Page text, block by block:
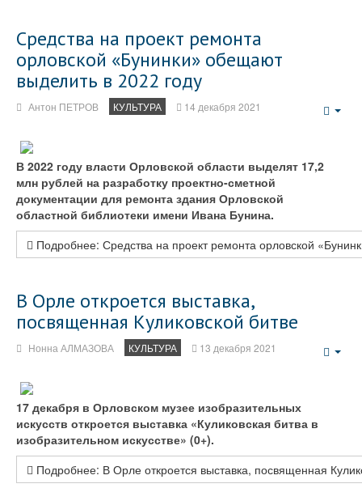
Средства на проект ремонта
орловской «Бунинки» обещают
выделить в 2022 году
Антон ПЕТРОВ КУЛЬТУРА 14 декабря 2021
В 2022 году власти Орловской области выделят 17,2
млн рублей на разработку проектно-сметной
документации для ремонта здания Орловской
областной библиотеки имени Ивана Бунина.
Подробнее: Средства на проект ремонта орловской
В Орле откроется выставка,
посвященная Куликовской битве
Нонна АЛМАЗОВА КУЛЬТУРА 13 декабря 2021
17 декабря в Орловском музее изобразительных
искусств откроется выставка «Куликовская битва в
изобразительном искусстве» (0+).
Подробнее: В Орле откроется выставка, посвященная